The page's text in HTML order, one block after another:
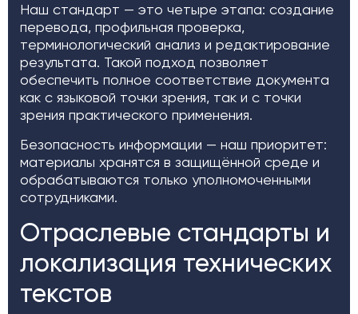
Наш стандарт — это четыре этапа: создание
перевода, профильная проверка,
терминологический анализ и редактирование
результата. Такой подход позволяет
обеспечить полное соответствие документа
как с языковой точки зрения, так и с точки
зрения практического применения.
Безопасность информации — наш приоритет:
материалы хранятся в защищённой среде и
обрабатываются только уполномоченными
сотрудниками.
Отраслевые стандарты и
локализация технических
текстов